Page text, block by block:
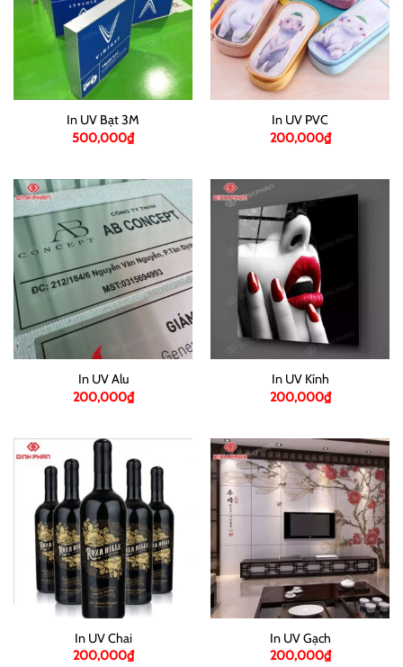
In UV Bạt 3M
500,000₫
In UV PVC
200,000₫
In UV Alu
200,000₫
In UV Kính
200,000₫
In UV Chai
200,000₫
In UV Gạch
200,000₫